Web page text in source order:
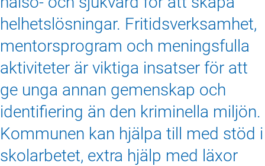
helhetslösningar. Fritidsverksamhet,
mentorsprogram och meningsfulla
aktiviteter är viktiga insatser för att
ge unga annan gemenskap och
identifiering än den kriminella miljön.
Kommunen kan hjälpa till med stöd i
skolarbetet, extra hjälp med läxor